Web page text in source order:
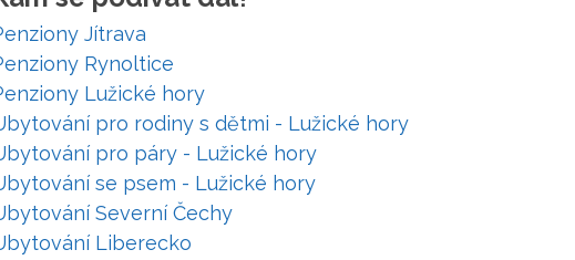
Jítrava
Rynoltice
Lužické hory
pro rodiny s dětmi - Lužické hory
pro páry - Lužické hory
se psem - Lužické hory
Severní Čechy
Liberecko